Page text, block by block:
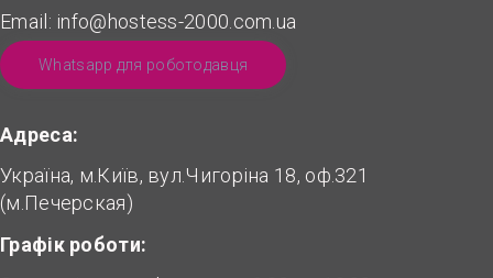
Email: info@hostess-2000.com.ua
Whatsapp для роботодавця
Адреса:
Україна, м.Київ, вул.Чигоріна 18, оф.321
(м.Печерская)
Графік роботи: